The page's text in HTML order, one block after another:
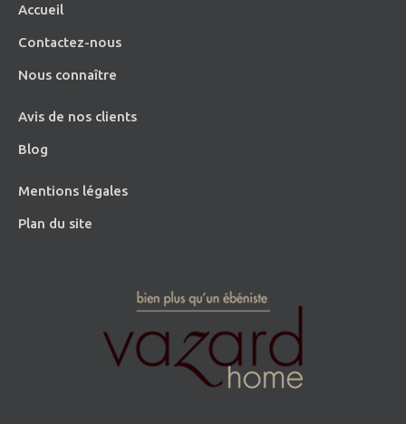
Accueil
Contactez-nous
Nous connaître
Avis de nos clients
Blog
Mentions légales
Plan du site